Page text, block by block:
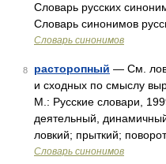
Словарь русских
Словарь синонимов
Словарь синонимов
8 расторопный — См.
и сходных по смыслу
М.: Русские словари,
деятельный,
ловкий; прыткий;
Словарь синонимов